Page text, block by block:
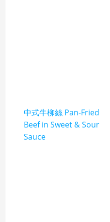
中式牛柳絲 Pan-Fried
Beef in Sweet & Sour
Sauce